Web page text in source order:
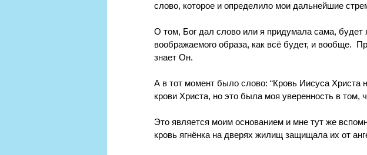
слово, которое и определило мои дальнейшие
О том, Бог дал слово или я придумала сама,
воображаемого образа, как всё будет, и вообще.
знает Он.
А в тот момент было слово: “Кровь Иисуса Христа
крови Христа, но это была моя уверенность в том,
Это является моим основанием и мне тут же
кровь ягнёнка на дверях жилищ защищала их от